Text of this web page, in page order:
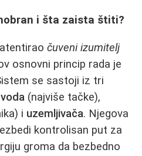
i šta zaista štiti?
čuveni izumitelj
osnovni princip rada je
se sastoji iz tri
(najviše tačke),
i uzemljivača. Njegova
kontrolisan put za
groma da bezbedno